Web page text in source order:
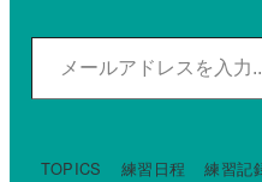
メールアドレスを入力...
TOPICS 練習日程 練習記